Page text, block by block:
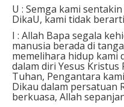
U : Semga kami
DikaU, kami tidak
I : Allah Bapa segala
manusia berada di
memelihara hidup kami
dalam diri Yesus Kristus
Tuhan, Pengantara
Dikau dalam persatuan
berkuasa, Allah